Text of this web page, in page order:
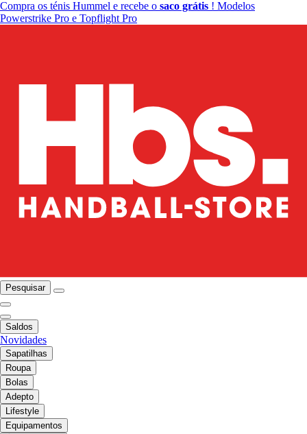
Compra os ténis Hummel e recebe o saco grátis ! Modelos
Powerstrike Pro e Topflight Pro
Pesquisar
Saldos
Novidades
Sapatilhas
Roupa
Bolas
Adepto
Lifestyle
Equipamentos